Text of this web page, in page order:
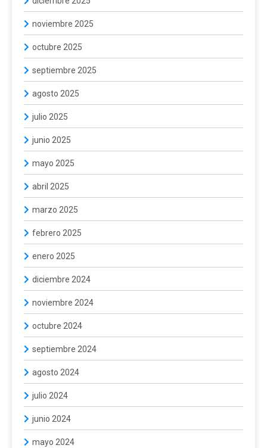
noviembre 2025
octubre 2025
septiembre 2025
agosto 2025
julio 2025
junio 2025
mayo 2025
abril 2025
marzo 2025
febrero 2025
enero 2025
diciembre 2024
noviembre 2024
octubre 2024
septiembre 2024
agosto 2024
julio 2024
junio 2024
mayo 2024